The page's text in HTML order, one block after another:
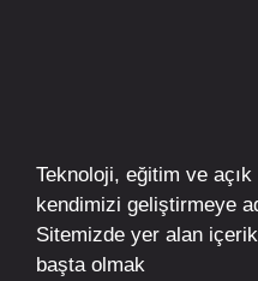
Teknoloji, eğitim ve
kendimizi geliştirmeye
Sitemizde yer alan
başta olmak